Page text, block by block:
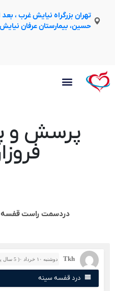
تهران بزرگراه نیایش غرب ، بعد از
حسین، بیمارستان عرفان نیایش
پرسش و
دردسمت راست قفسه سینه –
Tkh دوشنبه ۱۰ خرداد ۰( 5 سال پیش)
درد قفسه سینه